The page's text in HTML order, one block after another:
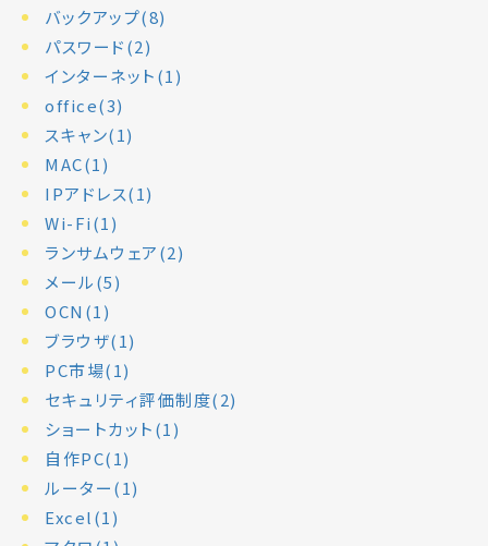
バックアップ(8)
パスワード(2)
インターネット(1)
office(3)
スキャン(1)
MAC(1)
IPアドレス(1)
Wi-Fi(1)
ランサムウェア(2)
メール(5)
OCN(1)
ブラウザ(1)
PC市場(1)
セキュリティ評価制度(2)
ショートカット(1)
自作PC(1)
ルーター(1)
Excel(1)